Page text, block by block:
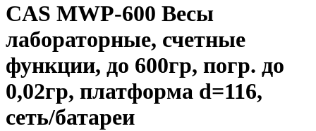
CAS MWP-600 Весы
лабораторные, счетные
функции, до 600гр, погр. до
0,02гр, платформа d=116,
сеть/батареи